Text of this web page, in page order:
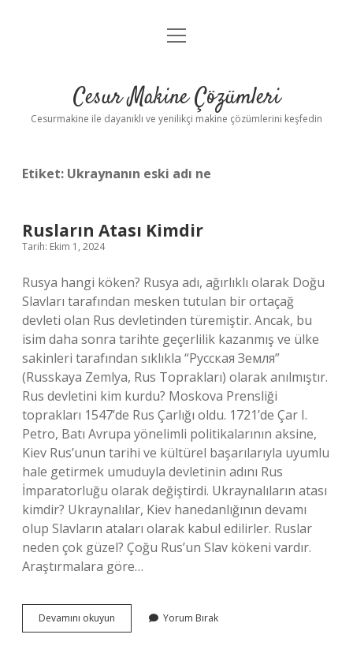
Anasayfa
Yasal Uyarı
menüyü
Cesur Makine Çözümleri
Cesurmakine ile dayanıklı ve yenilikçi makine çözümlerini keşfedin
Etiket: Ukraynanın eski adı ne
Rusların Atası Kimdir
Tarih: Ekim 1, 2024
Rusya hangi köken? Rusya adı, ağırlıklı olarak Doğu
Slavları tarafından mesken tutulan bir ortaçağ
devleti olan Rus devletinden türemiştir. Ancak, bu
isim daha sonra tarihte geçerlilik kazanmış ve ülke
sakinleri tarafından sıklıkla “Русская Земля”
(Russkaya Zemlya, Rus Toprakları) olarak anılmıştır.
Rus devletini kim kurdu? Moskova Prensliği
toprakları 1547’de Rus Çarlığı oldu. 1721’de Çar I.
Petro, Batı Avrupa yönelimli politikalarının aksine,
Kiev Rus’unun tarihi ve kültürel başarılarıyla uyumlu
hale getirmek umuduyla devletinin adını Rus
İmparatorluğu olarak değiştirdi. Ukraynalıların atası
kimdir? Ukraynalılar, Kiev hanedanlığının devamı
olup Slavların ataları olarak kabul edilirler. Ruslar
neden çok güzel? Çoğu Rus’un Slav kökeni vardır.
Araştırmalara göre…
Devamını okuyun Rusların
Atası
Yorum Bırak